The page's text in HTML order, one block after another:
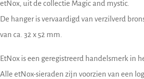
etNox, uit de collectie Magic and mystic.
De hanger is vervaardigd van verzilverd
van ca. 32 x 52 mm.
EtNox is een geregistreerd handelsmerk in
Alle etNox-sieraden zijn voorzien van een